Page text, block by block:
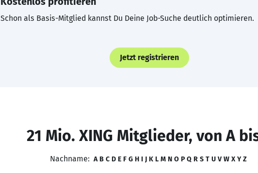
Schon als Basis-Mitglied kannst Du Deine Job-Suche deutlich optimieren.
Jetzt registrieren
21 Mio. XING Mitglieder, von A
Nachname: A B C D E F G H I J K L M N O P Q R S T U V W X Y Z